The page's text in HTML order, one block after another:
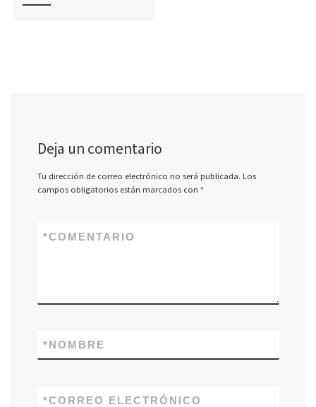
Deja un comentario
Tu dirección de correo electrónico no será publicada. Los
campos obligatorios están marcados con *
COMENTARIO
*
NOMBRE
*
CORREO ELECTRÓNICO
*